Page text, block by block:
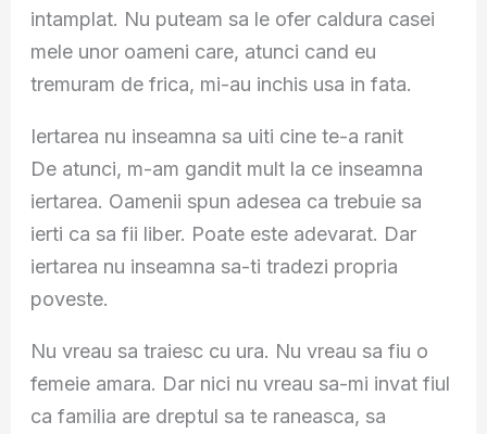
intamplat. Nu puteam sa le ofer caldura casei
mele unor oameni care, atunci cand eu
tremuram de frica, mi-au inchis usa in fata.
Iertarea nu inseamna sa uiti cine te-a ranit
De atunci, m-am gandit mult la ce inseamna
iertarea. Oamenii spun adesea ca trebuie sa
ierti ca sa fii liber. Poate este adevarat. Dar
iertarea nu inseamna sa-ti tradezi propria
poveste.
Nu vreau sa traiesc cu ura. Nu vreau sa fiu o
femeie amara. Dar nici nu vreau sa-mi invat fiul
ca familia are dreptul sa te raneasca, sa